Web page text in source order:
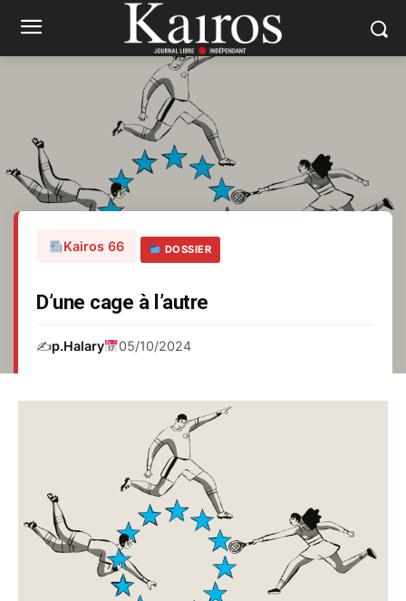
Kairos 66 DOSSIER
D’une cage à l’autre
✍️p.Halary 05/10/2024